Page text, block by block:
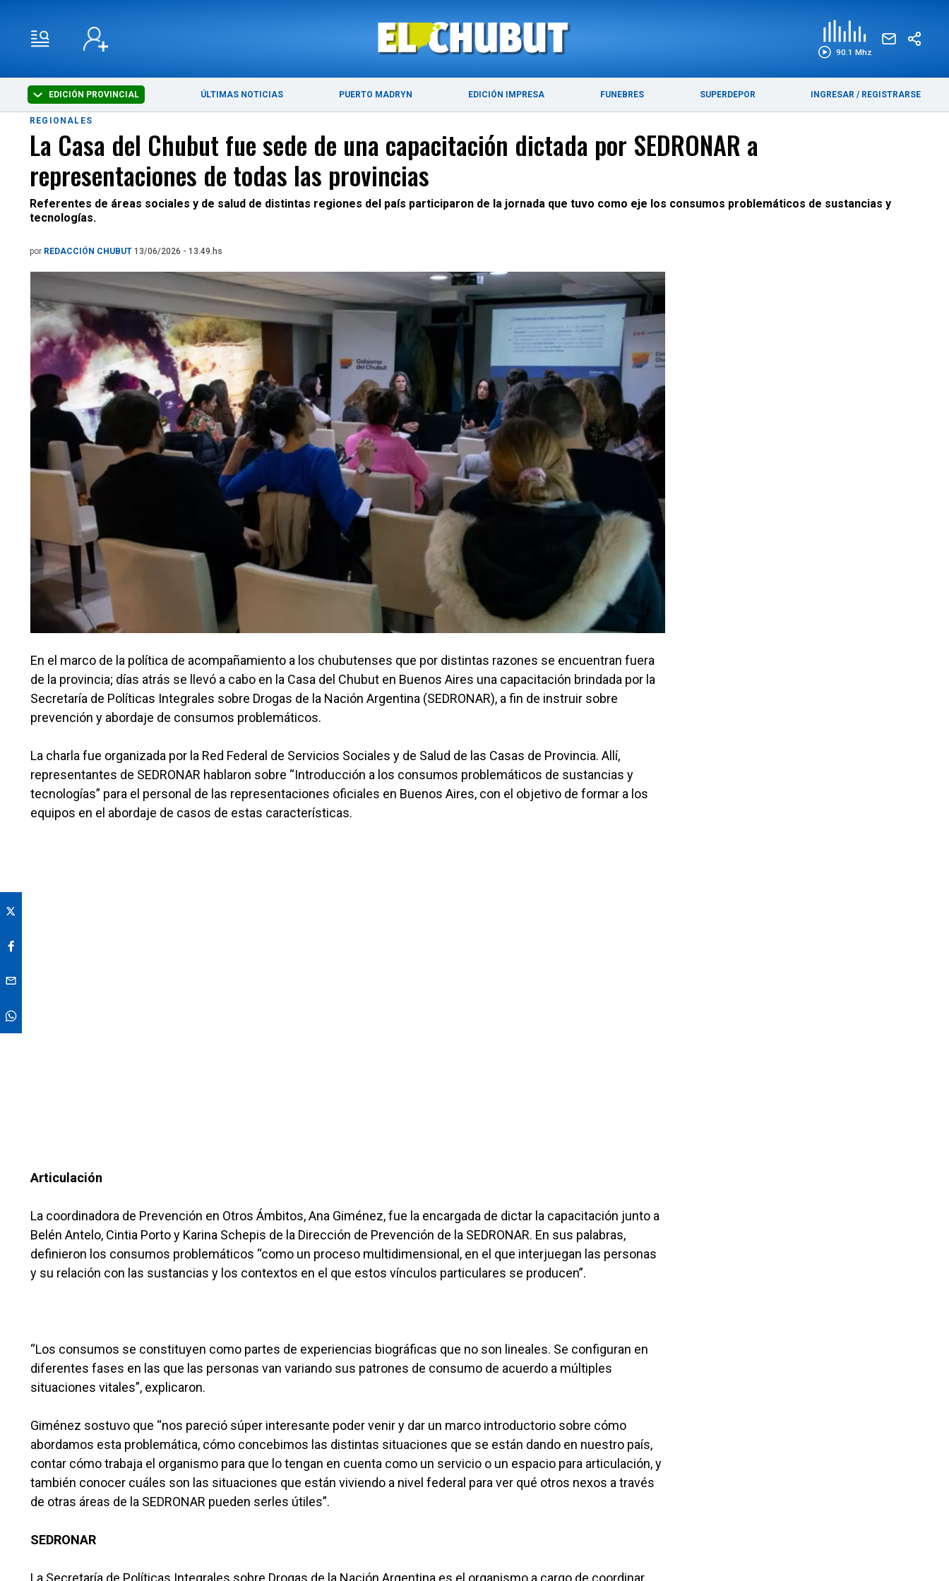
90.1 Mhz
EDICIÓN PROVINCIAL ÚLTIMAS NOTICIAS PUERTO MADRYN EDICIÓN IMPRESA FUNEBRES SUPERDEPOR INGRESAR / REGISTRARSE
ÚLTIMAS NOTICIAS PUERTO MADRYN
REGIONALES
La Casa del Chubut fue sede de una capacitación dictada por SEDRONAR a
representaciones de todas las provincias
Referentes de áreas sociales y de salud de distintas regiones del país participaron de la jornada que tuvo como eje los consumos problemáticos de sustancias y
tecnologías.
por REDACCIÓN CHUBUT 13/06/2026 - 13.49.hs
En el marco de la política de acompañamiento a los chubutenses que por distintas razones se encuentran fuera
de la provincia; días atrás se llevó a cabo en la Casa del Chubut en Buenos Aires una capacitación brindada por la
Secretaría de Políticas Integrales sobre Drogas de la Nación Argentina (SEDRONAR), a fin de instruir sobre
prevención y abordaje de consumos problemáticos.
La charla fue organizada por la Red Federal de Servicios Sociales y de Salud de las Casas de Provincia. Allí,
representantes de SEDRONAR hablaron sobre “Introducción a los consumos problemáticos de sustancias y
tecnologías” para el personal de las representaciones oficiales en Buenos Aires, con el objetivo de formar a los
equipos en el abordaje de casos de estas características.
Articulación
La coordinadora de Prevención en Otros Ámbitos, Ana Giménez, fue la encargada de dictar la capacitación junto a
Belén Antelo, Cintia Porto y Karina Schepis de la Dirección de Prevención de la SEDRONAR. En sus palabras,
definieron los consumos problemáticos “como un proceso multidimensional, en el que interjuegan las personas
y su relación con las sustancias y los contextos en el que estos vínculos particulares se producen”.
“Los consumos se constituyen como partes de experiencias biográficas que no son lineales. Se configuran en
diferentes fases en las que las personas van variando sus patrones de consumo de acuerdo a múltiples
situaciones vitales”, explicaron.
Giménez sostuvo que “nos pareció súper interesante poder venir y dar un marco introductorio sobre cómo
abordamos esta problemática, cómo concebimos las distintas situaciones que se están dando en nuestro país,
contar cómo trabaja el organismo para que lo tengan en cuenta como un servicio o un espacio para articulación, y
también conocer cuáles son las situaciones que están viviendo a nivel federal para ver qué otros nexos a través
de otras áreas de la SEDRONAR pueden serles útiles”.
SEDRONAR
La Secretaría de Políticas Integrales sobre Drogas de la Nación Argentina es el organismo a cargo de coordinar